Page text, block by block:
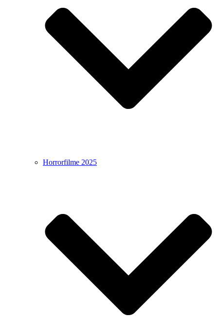
Horrorfilme 2025